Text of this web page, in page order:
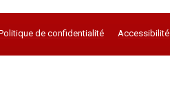
de confidentialité Accessibilité